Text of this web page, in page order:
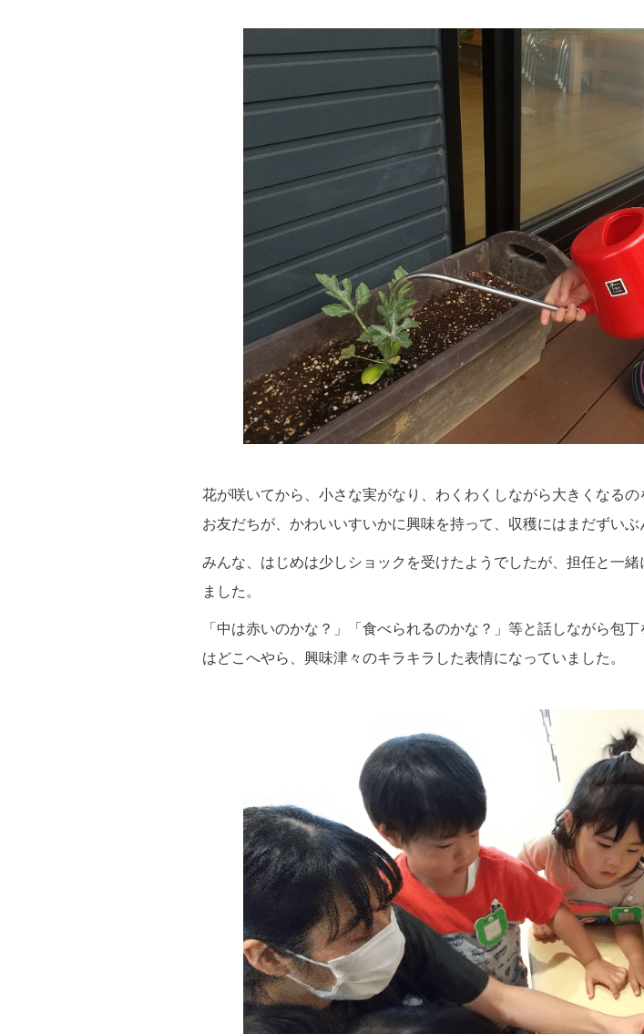
花が咲いてから、小さな実がなり、わくわくしながら大きくなる
お友だちが、かわいいすいかに興味を持って、収穫にはまだずいぶ
みんな、はじめは少しショックを受けたようでしたが、担任と一
ました。
「中は赤いのかな？」「食べられるのかな？」等と話しながら包
はどこへやら、興味津々のキラキラした表情になっていました。